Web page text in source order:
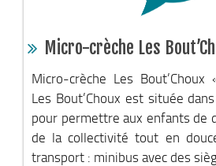
Micro-crèche Les
Micro-crèche Les Bout’Choux
Les Bout’Choux est située
pour permettre aux enfants de
de la collectivité tout en
transport : minibus avec des